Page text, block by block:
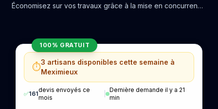
Économisez sur vos travaux grâce à la mise en concurrence
100% GRATUIT
⏱️3 artisans disponibles cette semaine à
Meximieux
✅161
devis envoyés ce
mois
Dernière demande il y a 21
min